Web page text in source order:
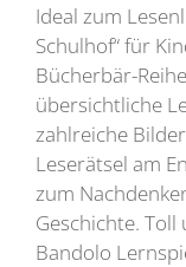
Ideal zum
Schulhof“ für
Bücherbär-
übersichtliche
zahlreiche
Leserätsel am
zum
Geschichte.
Bandolo